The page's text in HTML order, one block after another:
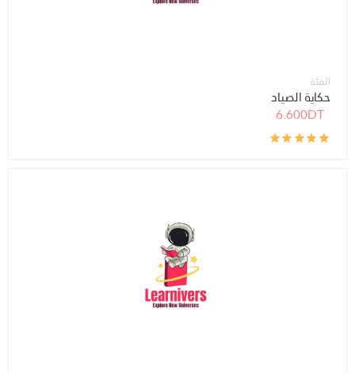
الفئة
حكاية الصياد
6.600DT